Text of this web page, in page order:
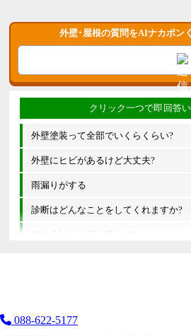
外壁･屋根の質問をAIナカポン
外壁塗装って全部でいくらくらい?
外壁にヒビがあるけど大丈夫?
雨漏りがする
診断はどんなことをしてくれますか?
他の会社とは何が違うの?
088-622-5177